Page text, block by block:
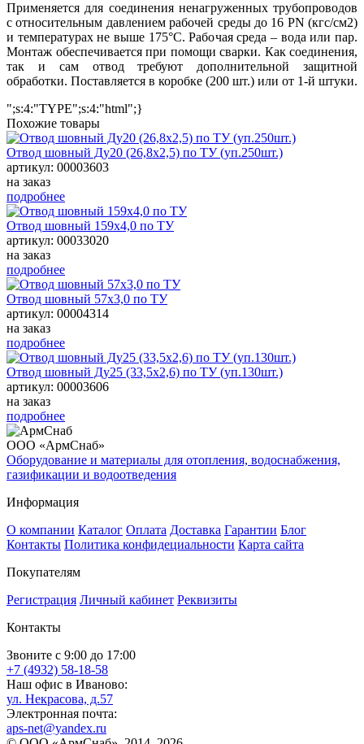
Применяется для соединения ненагруженных трубопроводов
с относительным давлением рабочей среды до 16 PN (кгс/см2)
и температурах не выше 175°С. Рабочая среда – вода или пар.
Монтаж обеспечивается при помощи сварки. Как соединения,
так и сам отвод требуют дополнительной защитной
обработки. Поставляется в коробке (200 шт.) или от 1-й штуки.
";s:4:"TYPE";s:4:"html";}
Похожие товары
Отвод шовный Ду20 (26,8х2,5) по ТУ (уп.250шт.)
артикул: 00003603
на заказ
подробнее
Отвод шовный 159х4,0 по ТУ
артикул: 00033020
на заказ
подробнее
Отвод шовный 57х3,0 по ТУ
артикул: 00004314
на заказ
подробнее
Отвод шовный Ду25 (33,5х2,6) по ТУ (уп.130шт.)
артикул: 00003606
на заказ
подробнее
ООО «АрмСнаб»
Оборудование и материалы для отопления, водоснабжения,
газификации и водоотведения
Информация
О компании Каталог Оплата Доставка Гарантии Блог
Контакты Политика конфидециальности Карта сайта
Покупателям
Регистрация Личный кабинет Реквизиты
Контакты
Звоните с 9:00 до 17:00
+7 (4932) 58-18-58
Наш офис в Иваново:
ул. Некрасова, д.57
Электронная почта:
aps-net@yandex.ru